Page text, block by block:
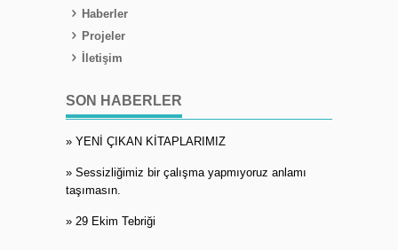
Haberler
Projeler
İletişim
SON HABERLER
» YENİ ÇIKAN KİTAPLARIMIZ
» Sessizliğimiz bir çalışma yapmıyoruz anlamı
taşımasın.
» 29 Ekim Tebriği